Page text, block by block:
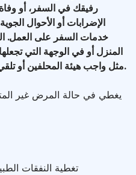
رفيقك في السفر، أو
الإضرابات أو الأحوال
خدمات السفر على العمل.
المنزل أو في الوجهة التي
مثل واجب هيئة المحلفين أو تلقي أمر من المحكمة أو أمر استدعاء.
يغطي في حالة المرض غير
تغطية النفقات